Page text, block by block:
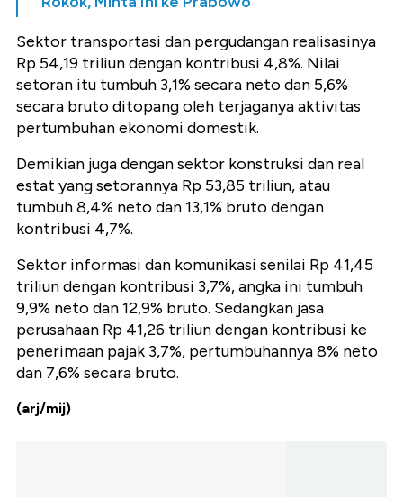
Sektor transportasi dan pergudangan realisasinya
Rp 54,19 triliun dengan kontribusi 4,8%. Nilai
setoran itu tumbuh 3,1% secara neto dan 5,6%
secara bruto ditopang oleh terjaganya aktivitas
pertumbuhan ekonomi domestik.
Demikian juga dengan sektor konstruksi dan real
estat yang setorannya Rp 53,85 triliun, atau
tumbuh 8,4% neto dan 13,1% bruto dengan
kontribusi 4,7%.
Sektor informasi dan komunikasi senilai Rp 41,45
triliun dengan kontribusi 3,7%, angka ini tumbuh
9,9% neto dan 12,9% bruto. Sedangkan jasa
perusahaan Rp 41,26 triliun dengan kontribusi ke
penerimaan pajak 3,7%, pertumbuhannya 8% neto
dan 7,6% secara bruto.
(arj/mij)